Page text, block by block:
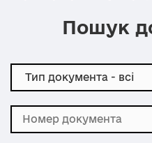
Пошук